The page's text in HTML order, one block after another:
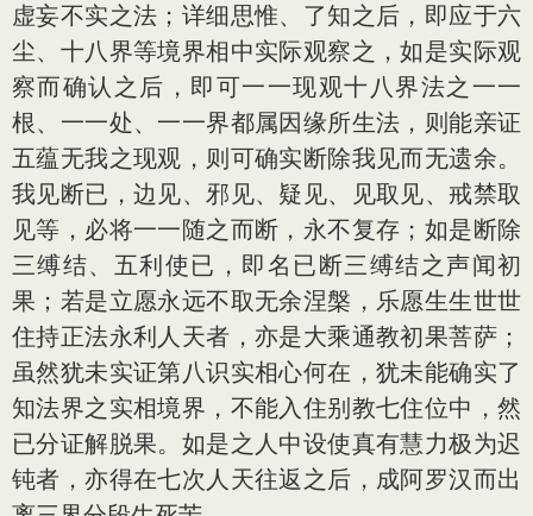
虚妄不实之法；详细思惟、了知之后，即应于六
尘、十八界等境界相中实际观察之，如是实际观
察而确认之后，即可一一现观十八界法之一一
根、一一处、一一界都属因缘所生法，则能亲证
五蕴无我之现观，则可确实断除我见而无遗余。
我见断已，边见、邪见、疑见、见取见、戒禁取
见等，必将一一随之而断，永不复存；如是断除
三缚结、五利使已，即名已断三缚结之声闻初
果；若是立愿永远不取无余涅槃，乐愿生生世世
住持正法永利人天者，亦是大乘通教初果菩萨；
虽然犹未实证第八识实相心何在，犹未能确实了
知法界之实相境界，不能入住别教七住位中，然
已分证解脱果。如是之人中设使真有慧力极为迟
钝者，亦得在七次人天往返之后，成阿罗汉而出